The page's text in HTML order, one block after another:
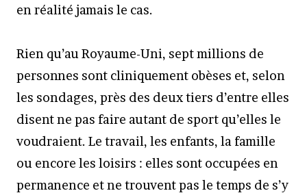
en réalité jamais le cas.
Rien qu’au Royaume-Uni, sept millions de
personnes sont cliniquement obèses et, selon
les sondages, près des deux tiers d’entre elles
disent ne pas faire autant de sport qu’elles le
voudraient. Le travail, les enfants, la famille
ou encore les loisirs : elles sont occupées en
permanence et ne trouvent pas le temps de s’y